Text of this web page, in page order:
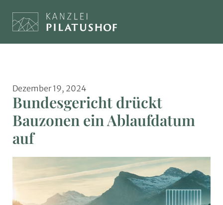
Dezember 19, 2024
Bundesgericht drückt
Bauzonen ein Ablaufdatum
auf